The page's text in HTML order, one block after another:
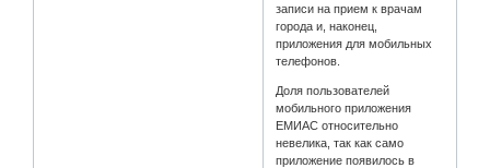
записи на прием к врачам
города и, наконец,
приложения для мобильных
телефонов.
Доля пользователей
мобильного приложения
ЕМИАС относительно
невелика, так как само
приложение появилось в